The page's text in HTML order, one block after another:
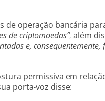
de operação bancária
de criptomoedas”, além
e,
permissiva em
porta-voz disse: